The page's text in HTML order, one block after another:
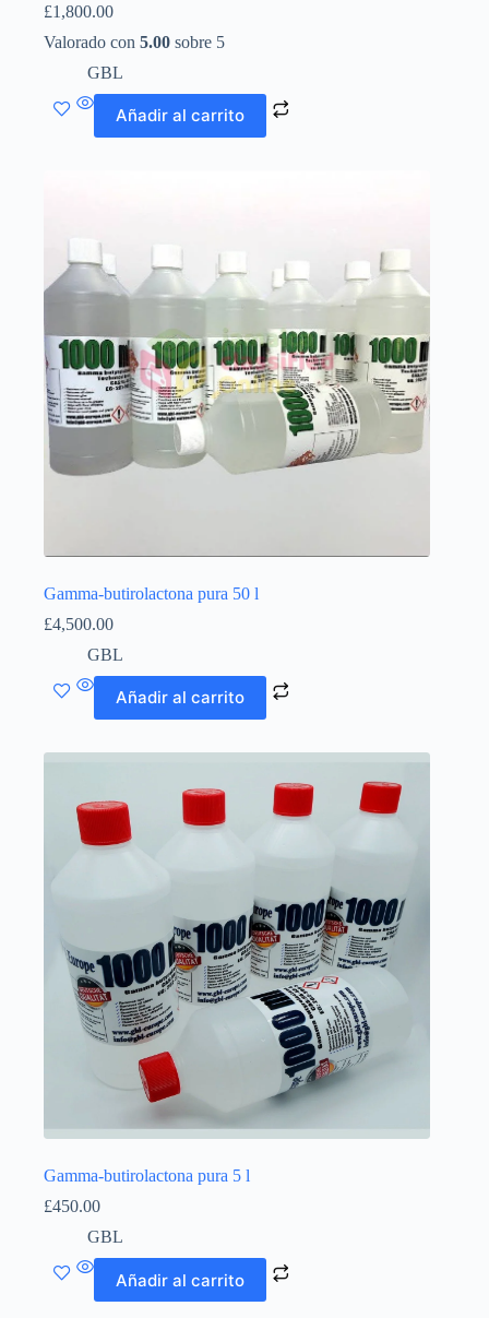
£1,800.00
Valorado con 5.00 sobre 5
GBL
Añadir al carrito
Gamma-butirolactona pura 50 l
£4,500.00
GBL
Añadir al carrito
Gamma-butirolactona pura 5 l
£450.00
GBL
Añadir al carrito